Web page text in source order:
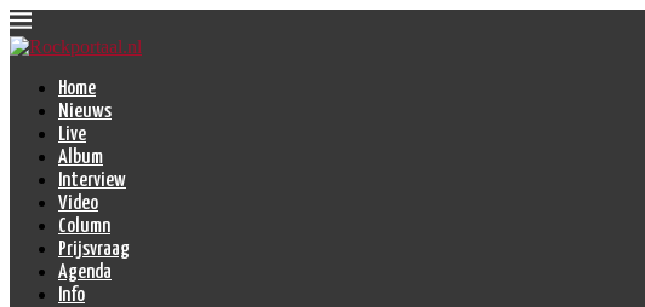
Home
Nieuws
Live
Album
Interview
Video
Column
Prijsvraag
Agenda
Info